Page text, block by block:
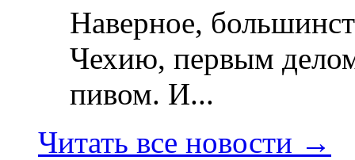
Наверное,
Чехию, первым
пивом. И...
Читать все новости →